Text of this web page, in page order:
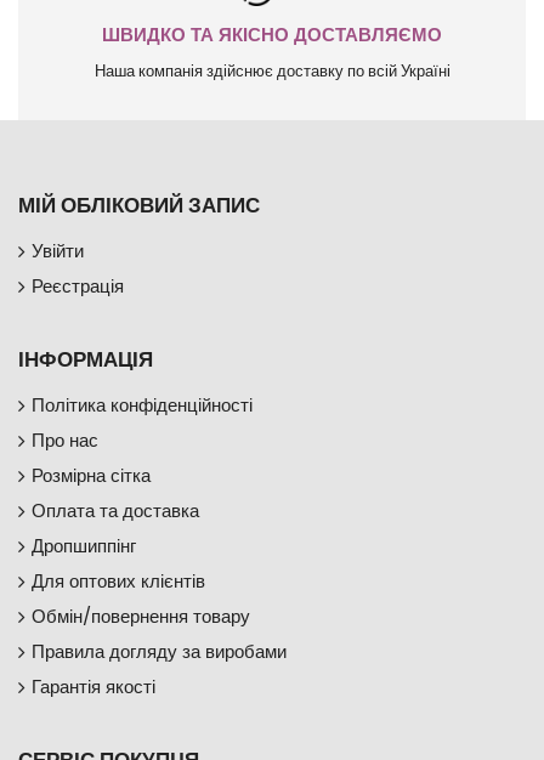
ШВИДКО ТА ЯКІСНО ДОСТАВЛЯЄМО
Наша компанія здійснює доставку по всій Україні
МІЙ ОБЛІКОВИЙ ЗАПИС
Увійти
Реєстрація
ІНФОРМАЦІЯ
Політика конфіденційності
Про нас
Розмірна сітка
Оплата та доставка
Дропшиппінг
Для оптових клієнтів
Обмін/повернення товару
Правила догляду за виробами
Гарантія якості